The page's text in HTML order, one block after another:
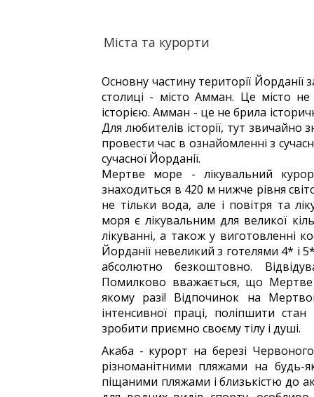
Міста та курорти
Основну частину території
столиці - місто Амман. Це місто не
історією. Амман - це не брила
Для любителів історії, тут
провести час в ознайомленні з
сучасної Йорданії.
Мертве море - лікувальний
знаходиться в 420 м нижче рівня
не тільки вода, але і повітря та
моря є лікувальним для великої
лікуванні, а також у виготовленні
Йорданії невеликий з готелями 4* і
абсолютно безкоштовно.
Помилково вважається, що
якому разі! Відпочинок на
інтенсивної праці, поліпшити
зробити приємно своєму тілу і душі.
Акаба - курорт на березі
різноманітними пляжами на
піщаними пляжами і близькістю до